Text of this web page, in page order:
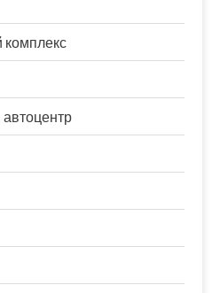
комплекс